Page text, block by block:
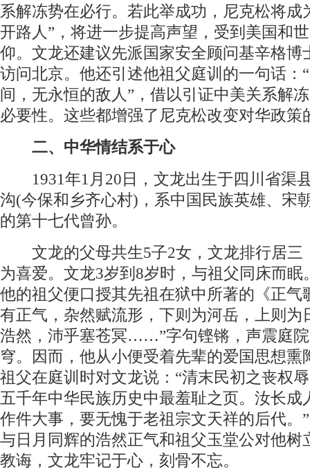
系解冻势在必行。若此举成功，尼克松将成
开路人”，将进一步提高声望，受到美国和
仰。文龙还建议先派国家安全顾问基辛格博
访问北京。他还引述他祖父庭训的一句话：
间，无永恒的敌人”，借以引证中美关系解
必要性。这些都增强了尼克松改变对华政策
二、中华情结系于心
1931年1月20日，文龙出生于四川省渠
沟(今保和乡齐心村)，系中国民族英雄、宋
的第十七代曾孙。
文龙的父母共生5子2女，文龙排行居三
为喜爱。文龙3岁到8岁时，与祖父同床而眠
他的祖父便口授其先祖在狱中所著的《正气
有正气，杂然赋流形，下则为河岳，上则为
浩然，沛乎塞苍冥……”字句铿锵，声震庭
穹。因而，他从小便受着先辈的爱国思想熏
祖父在庭训时对文龙说：“清末民初之丧权
五千年中华民族历史中最羞耻之页。汝长成
作件大事，要无愧于老祖宗文天祥的后代。
与日月同辉的浩然正气和祖父玉堂公对他树
教诲，文龙牢记于心，刻骨不忘。